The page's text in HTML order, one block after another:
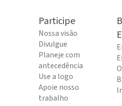
Participe
Nossa visão
Divulgue
Planeje com
antecedência
Use a logo
Apoie nosso
trabalho